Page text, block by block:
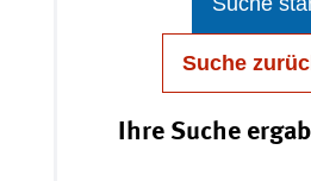
Suche
Ihre Suche